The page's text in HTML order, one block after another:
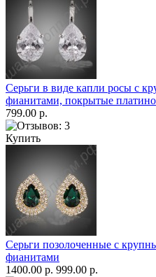
Серьги в виде капли росы с
фианитами, покрытые
799.00 р.
Купить
Серьги позолоченные с
фианитами
1400.00 р. 999.00 р.